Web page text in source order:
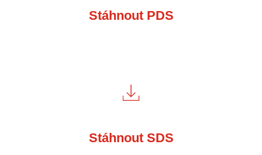
Stáhnout PDS
Stáhnout SDS